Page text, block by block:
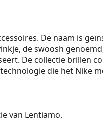
De naam is
de swoosh
De collectie brillen
die het Nike
van Lentiamo.